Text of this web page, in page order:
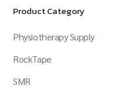
Product Category
Physiotherapy Supply
RockTape
SMR